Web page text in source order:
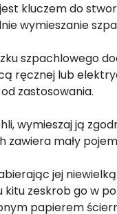
kluczem do
wymieszanie
szpachlowego
ręcznej lub
zastosowania.
wymieszaj ją
mały
jej
kitu zeskrob go w
papierem